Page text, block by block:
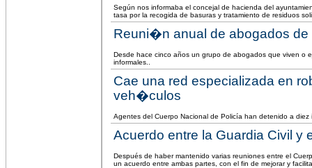
Según nos informaba el concejal de hacienda del
tasa por la recogida de basuras y tratamiento de residuos
Reuni�n anual de abogados de
Desde hace cinco años un grupo de abogados que viven o
informales..
Cae una red especializada en
veh�culos
Agentes del Cuerpo Nacional de Policía han detenido a
Acuerdo entre la Guardia Civil y
Después de haber mantenido varias reuniones entre el
un acuerdo entre ambas partes, con el fin de mejorar y